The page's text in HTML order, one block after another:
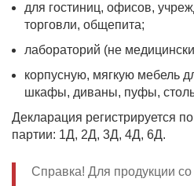
для гостиниц, офисов,
торговли, общепита;
лабораторий (не
корпусную, мягкую мебель
шкафы, диваны, пуфы,
Декларация регистрируется
партии: 1Д, 2Д, 3Д, 4Д, 6Д.
Справка! Для продукции